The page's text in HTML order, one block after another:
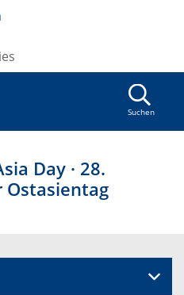
Suchen
Day · 28.
Ostasientag